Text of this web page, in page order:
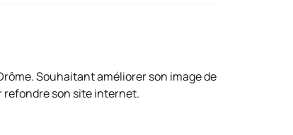
Souhaitant améliorer son image de
refondre son site internet.